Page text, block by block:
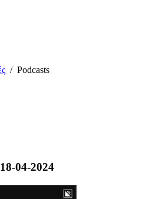
/ Podcasts
04-2024